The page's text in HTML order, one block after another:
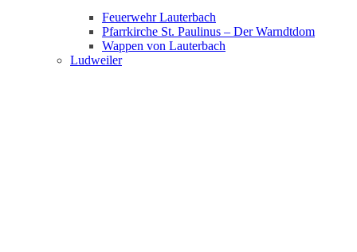
Feuerwehr Lauterbach
Pfarrkirche St. Paulinus – Der Warndtdom
Wappen von Lauterbach
Ludweiler